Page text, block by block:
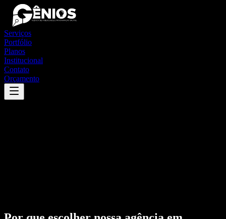
Serviços
Portfólio
Planos
Institucional
Contato
Orçamento